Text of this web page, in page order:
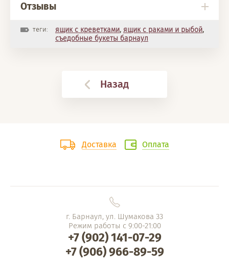
Отзывы
теги: ящик с креветками, ящик с раками и рыбой,
съедобные букеты барнаул
Назад
Доставка Оплата
г. Барнаул, ул. Шумакова 33
Режим работы с 9:00-21:00
+7 (902) 141-07-29
+7 (906) 966-89-59